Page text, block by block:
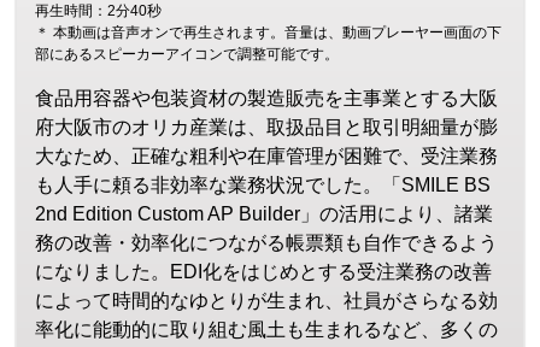
再生時間：2分40秒
＊ 本動画は音声オンで再生されます。音量は、動画プレーヤー画面の下
部にあるスピーカーアイコンで調整可能です。
食品用容器や包装資材の製造販売を主事業とする大阪
府大阪市のオリカ産業は、取扱品目と取引明細量が膨
大なため、正確な粗利や在庫管理が困難で、受注業務
も人手に頼る非効率な業務状況でした。「SMILE BS
2nd Edition Custom AP Builder」の活用により、諸業
務の改善・効率化につながる帳票類も自作できるよう
になりました。EDI化をはじめとする受注業務の改善
によって時間的なゆとりが生まれ、社員がさらなる効
率化に能動的に取り組む風土も生まれるなど、多くの